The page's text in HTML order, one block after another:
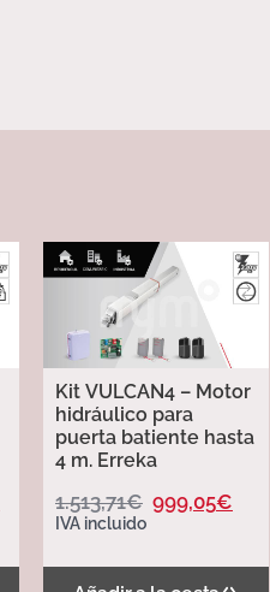
Kit VULCAN4 – Motor
hidráulico para
puerta batiente hasta
4 m. Erreka
1.513,71€ 999,05€
IVA incluido